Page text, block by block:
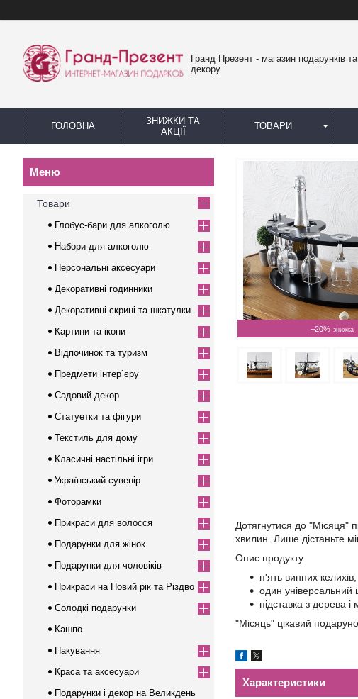
Гранд Презент - магазин подарунків та
декору
ГОЛОВНА
ЗНИЖКИ ТА
АКЦІЇ
ТОВАРИ
–20%
Дотягнутися до "Місяця"
хвилин. Лише дістаньте
Опис продукту:
п'ять винних келихів;
один універсальний
підставка з дерева
"Місяць" цікавий
Характеристики
Товари
Глобус-бари для алкоголю
Набори для алкоголю
Персональні аксесуари
Декоративні годинники
Декоративні скрині та шкатулки
Картини та ікони
Відпочинок та туризм
Предмети інтер`єру
Садовий декор
Статуетки та фігури
Текстиль для дому
Класичні настільні ігри
Український сувенір
Фоторамки
Прикраси для волосся
Подарунки для жінок
Подарунки для чоловіків
Прикраси на Новий рік та Різдво
Солодкі подарунки
Кашпо
Пакування
Краса та аксесуари
Подарунки і декор на Великдень